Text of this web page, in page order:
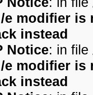
e modifier
instead
Notice: in file
e modifier
instead